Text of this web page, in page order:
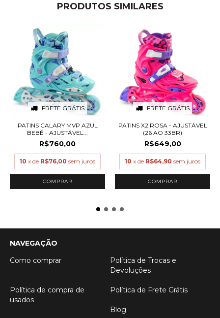
PRODUTOS SIMILARES
FRETE GRÁTIS
PATINS CALARY MVP AZUL
BEBÊ - AJUSTÁVEL...
R$760,00
10 x de R$76,00 sem juros
COMPRAR
FRETE GRÁTIS
PATINS X2 ROSA - AJUSTÁVEL
(26 AO 33BR)
R$649,00
10 x de R$64,90 sem juros
COMPRAR
NAVEGAÇÃO
Como comprar
Política de Trocas e
Devoluções
Política de compra de
usados
Política de Frete Grátis
Blog